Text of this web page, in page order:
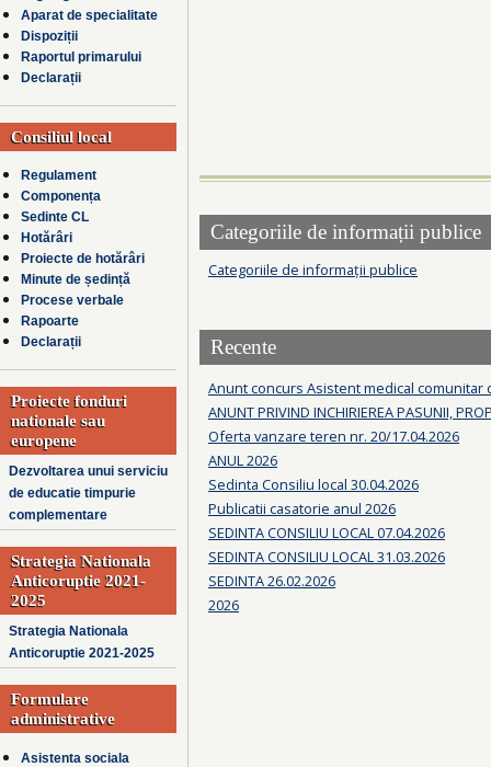
Aparat de specialitate
Dispoziții
Raportul primarului
Declarații
Consiliul local
Regulament
Componența
Sedinte CL
Hotărâri
Proiecte de hotărâri
Minute de ședință
Procese verbale
Rapoarte
Declarații
Proiecte fonduri
nationale sau
europene
Dezvoltarea unui serviciu
de educatie timpurie
complementare
Strategia Nationala
Anticoruptie 2021-
2025
Strategia Nationala
Anticoruptie 2021-2025
Formulare
administrative
Asistenta sociala
Categoriile de informații publice
Categoriile de informații publice
Recente
Anunt concurs Asistent medical comunitar
ANUNT PRIVIND INCHIRIEREA PASUNII,
Oferta vanzare teren nr. 20/17.04.2026
ANUL 2026
Sedinta Consiliu local 30.04.2026
Publicatii casatorie anul 2026
SEDINTA CONSILIU LOCAL 07.04.2026
SEDINTA CONSILIU LOCAL 31.03.2026
SEDINTA 26.02.2026
2026